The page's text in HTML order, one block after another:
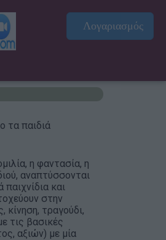
Λογαριασμός
τα παιδιά
η φαντασία, η
αναπτύσσονται
και
στην
τραγούδι,
τις βασικές
αξιών) με μία